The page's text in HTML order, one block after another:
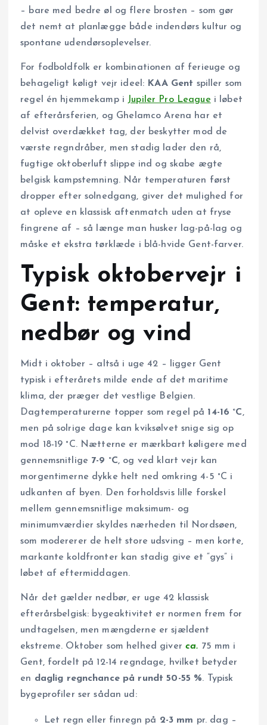
– bare med bedre øl og flere brosten – som gør
det nemt at planlægge både indendørs kultur og
spontane udendørsoplevelser.
For fodboldfolk er kombinationen af ferieuge og
behageligt køligt vejr ideel: KAA Gent spiller som
regel én hjemmekamp i Jupiler Pro League i løbet
af efterårsferien, og Ghelamco Arena har et
delvist overdækket tag, der beskytter mod de
værste regndråber, men stadig lader den rå,
fugtige oktoberluft slippe ind og skabe ægte
belgisk kampstemning. Når temperaturen først
dropper efter solnedgang, giver det mulighed for
at opleve en klassisk aftenmatch uden at fryse
fingrene af – så længe man husker lag-på-lag og
måske et ekstra tørklæde i blå-hvide Gent-farver.
Typisk oktobervejr i
Gent: temperatur,
nedbør og vind
Midt i oktober – altså i uge 42 – ligger Gent
typisk i efterårets milde ende af det maritime
klima, der præger det vestlige Belgien.
Dagtemperaturerne topper som regel på 14-16 °C,
men på solrige dage kan kviksølvet snige sig op
mod 18-19 °C. Nætterne er mærkbart køligere med
gennemsnitlige 7-9 °C, og ved klart vejr kan
morgentimerne dykke helt ned omkring 4-5 °C i
udkanten af byen. Den forholdsvis lille forskel
mellem gennemsnitlige maksimum- og
minimumværdier skyldes nærheden til Nordsøen,
som modererer de helt store udsving – men korte,
markante koldfronter kan stadig give et “gys” i
løbet af eftermiddagen.
Når det gælder nedbør, er uge 42 klassisk
efterårsbelgisk: bygeaktivitet er normen frem for
undtagelsen, men mængderne er sjældent
ekstreme. Oktober som helhed giverca. 75 mm i
Gent, fordelt på 12-14 regndage, hvilket betyder
en daglig regnchance på rundt 50-55 %. Typisk
bygeprofiler ser sådan ud:
Let regn eller finregn på 2-3 mm pr. dag –